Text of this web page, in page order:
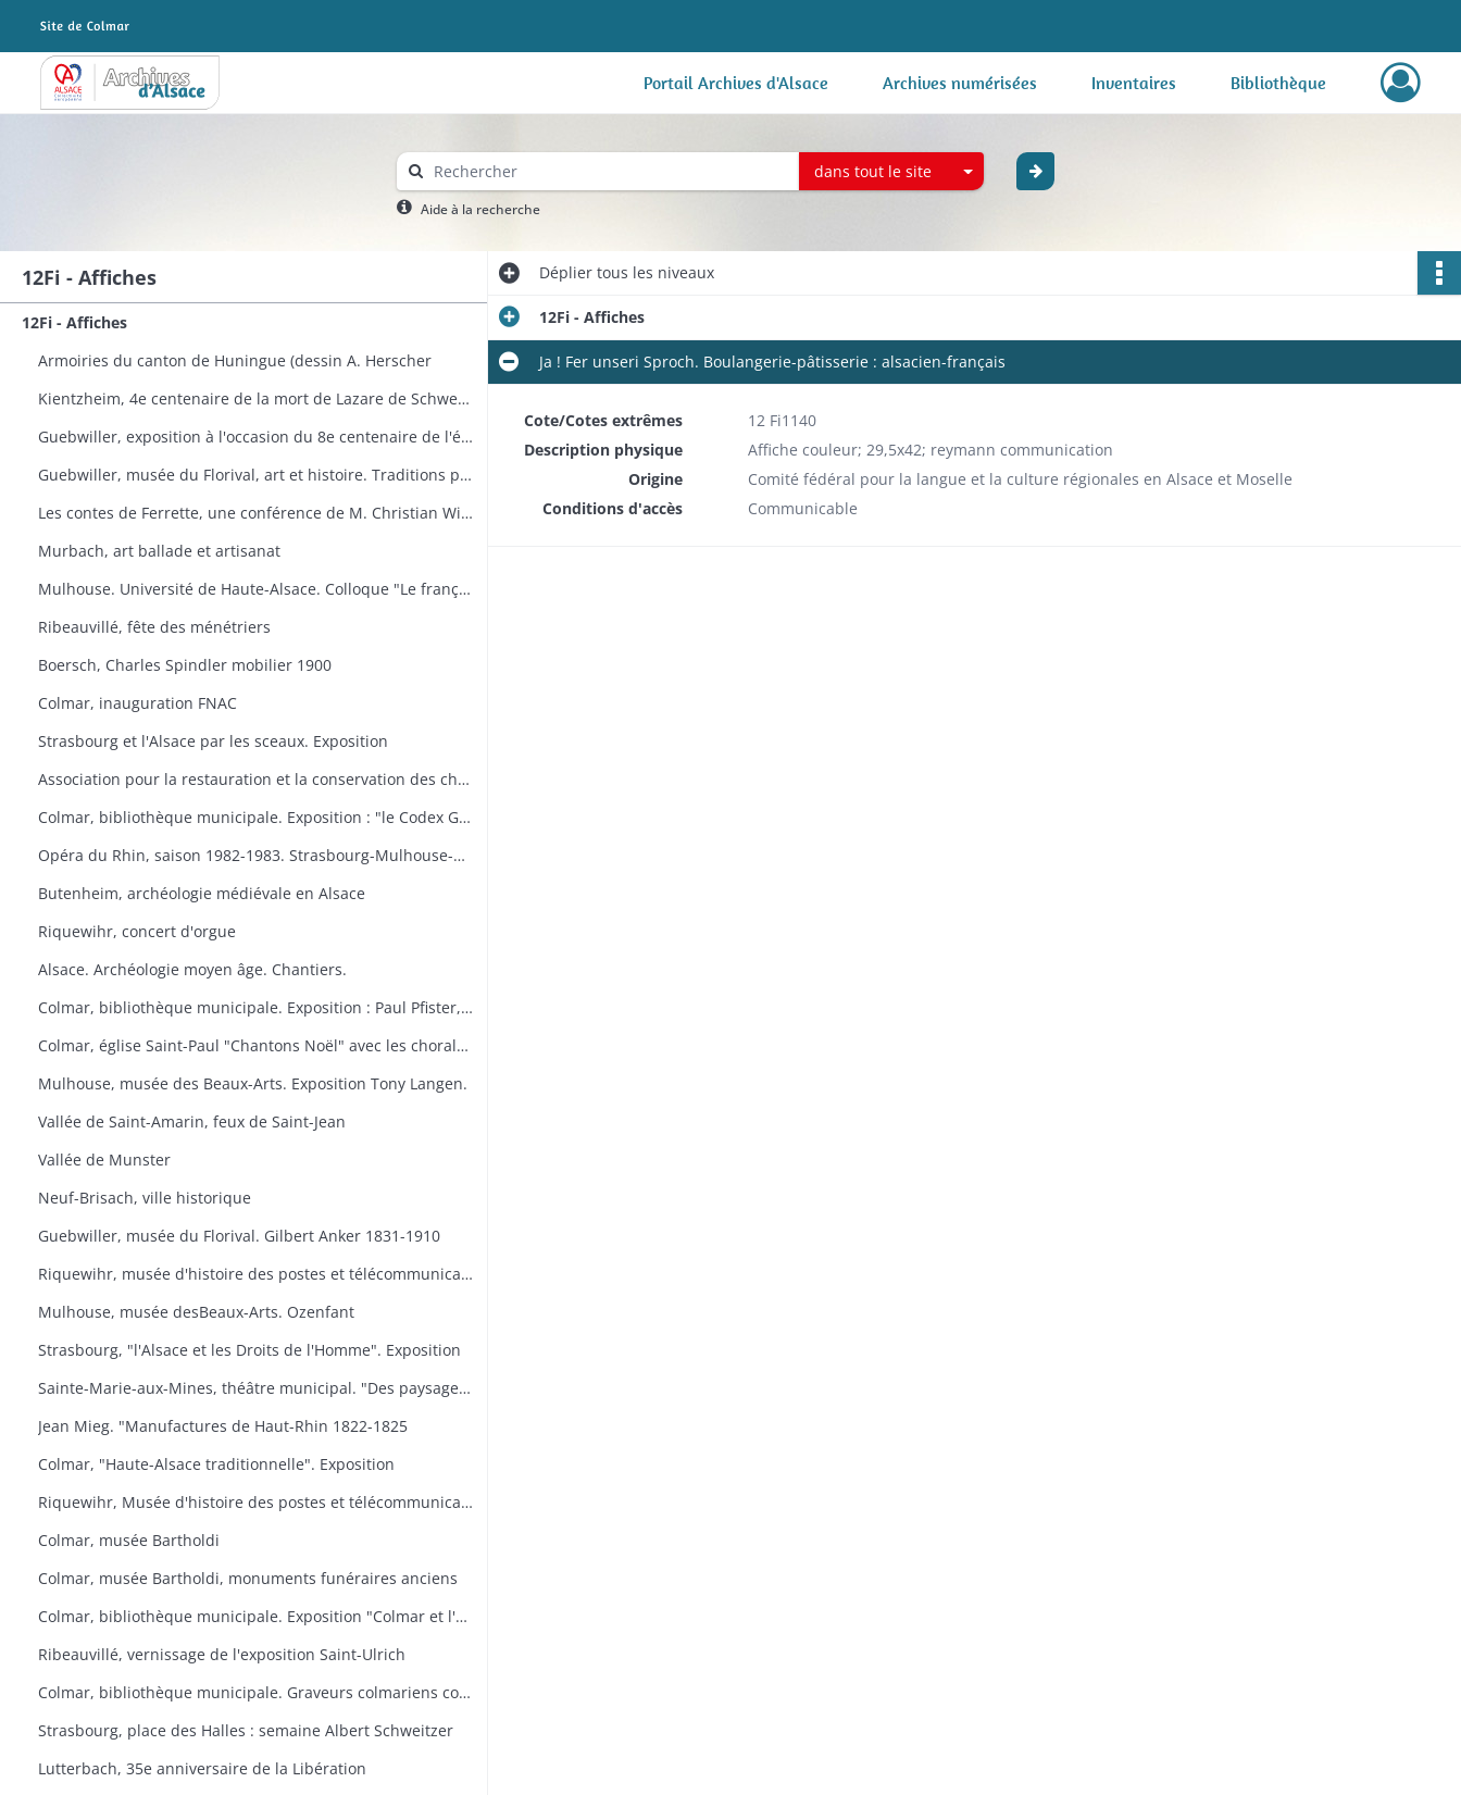
Archives Alsace - Colmar Portail Archives d'Alsace Archives numérisées Inventaires Bibliothèque
dans tout le site
Aide à la recherche
12Fi - Affiches
12Fi - Affiches
Armoiries du canton de Huningue (dessin A. Herscher
Kientzheim, 4e centenaire de la mort de Lazare de Schwendi
Guebwiller, exposition à l'occasion du 8e centenaire de l'église Saint-Léger
Guebwiller, musée du Florival, art et histoire. Traditions populaires céramiques de Théodore Deck
Les contes de Ferrette, une conférence de M. Christian Wilsdorf.
Murbach, art ballade et artisanat
Mulhouse. Université de Haute-Alsace. Colloque "Le français en Alsace
Ribeauvillé, fête des ménétriers
Boersch, Charles Spindler mobilier 1900
Colmar, inauguration FNAC
Strasbourg et l'Alsace par les sceaux. Exposition
Association pour la restauration et la conservation des châteaux du canton de Wintzenheim. "Portes ouvertes au Plixbourg
Colmar, bibliothèque municipale. Exposition : "le Codex Guta Sintram et le monde des couvents de Marbach et de Schwartzenthann
Opéra du Rhin, saison 1982-1983. Strasbourg-Mulhouse-Colmar
Butenheim, archéologie médiévale en Alsace
Riquewihr, concert d'orgue
Alsace. Archéologie moyen âge. Chantiers.
Colmar, bibliothèque municipale. Exposition : Paul Pfister, ex-libris e travaux littéraires.
Colmar, église Saint-Paul "Chantons Noël" avec les chorales "A Cœur Joie" de Colmar, la cantilene, la chanterie de l'école nationale de musique et les chorales scolaires d'Ingersheim.
Mulhouse, musée des Beaux-Arts. Exposition Tony Langen.
Vallée de Saint-Amarin, feux de Saint-Jean
Vallée de Munster
Neuf-Brisach, ville historique
Guebwiller, musée du Florival. Gilbert Anker 1831-1910
Riquewihr, musée d'histoire des postes et télécommunications, dernières acquisitions
Mulhouse, musée desBeaux-Arts. Ozenfant
Strasbourg, "l'Alsace et les Droits de l'Homme". Exposition
Sainte-Marie-aux-Mines, théâtre municipal. "Des paysages, des hommes, des traditions
Jean Mieg. "Manufactures de Haut-Rhin 1822-1825
Colmar, "Haute-Alsace traditionnelle". Exposition
Riquewihr, Musée d'histoire des postes et télécommunications. "Facteur ? L'Europe s'il-vous-plaît
Colmar, musée Bartholdi
Colmar, musée Bartholdi, monuments funéraires anciens
Colmar, bibliothèque municipale. Exposition "Colmar et l'Ex-lbiris
Ribeauvillé, vernissage de l'exposition Saint-Ulrich
Colmar, bibliothèque municipale. Graveurs colmariens contemporains
Strasbourg, place des Halles : semaine Albert Schweitzer
Lutterbach, 35e anniversaire de la Libération
Dépliertous les niveaux
12Fi - Affiches
Ja ! Fer unseri Sproch. Boulangerie-pâtisserie : alsacien-français
Cote/Cotes extrêmes
12 Fi1140
Description physique
Affiche couleur; 29,5x42; reymann communication
Origine
Comité fédéral pour la langue et la culture régionales en Alsace et Moselle
Conditions d'accès
Communicable